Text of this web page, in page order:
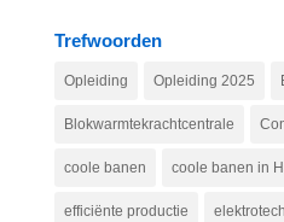
Trefwoorden
Opleiding Opleiding 2025
Blokwarmtekrachtcentrale
coole banen coole banen in
efficiënte productie